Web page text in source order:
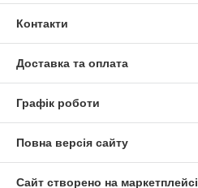
Контакти
Доставка та оплата
Графік роботи
Повна версія сайту
Сайт створено на маркетплейсі